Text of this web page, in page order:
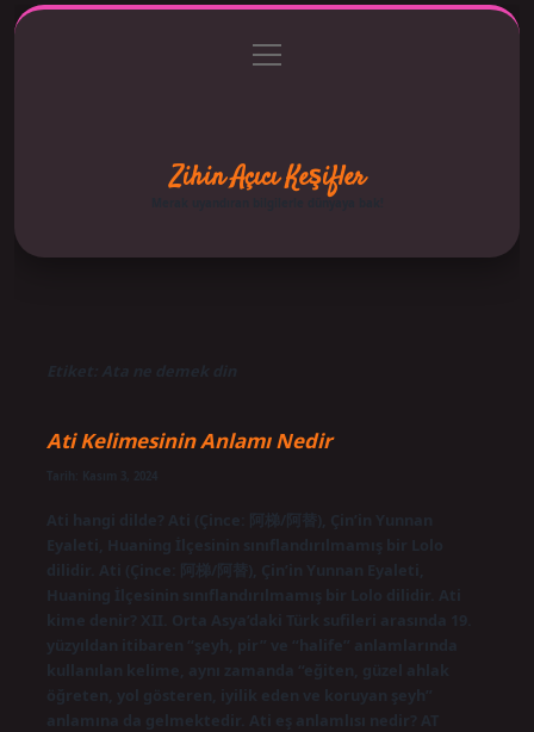
Gizlilik Politikası
menüyü
aç
Zihin Açıcı Keşifler
Merak uyandıran bilgilerle dünyaya bak!
Etiket: Ata ne demek din
Ati Kelimesinin Anlamı Nedir
Ati hangi dilde? Ati (Çince: 阿梯/阿替), Çin’in Yunnan
Eyaleti, Huaning İlçesinin sınıflandırılmamış bir Lolo
dilidir. Ati (Çince: 阿梯/阿替), Çin’in Yunnan Eyaleti,
Huaning İlçesinin sınıflandırılmamış bir Lolo dilidir. Ati
kime denir? XII. Orta Asya’daki Türk sufileri arasında 19.
yüzyıldan itibaren “şeyh, pir” ve “halife” anlamlarında
kullanılan kelime, aynı zamanda “eğiten, güzel ahlak
öğreten, yol gösteren, iyilik eden ve koruyan şeyh”
anlamına da gelmektedir. Ati eş anlamlısı nedir? AT